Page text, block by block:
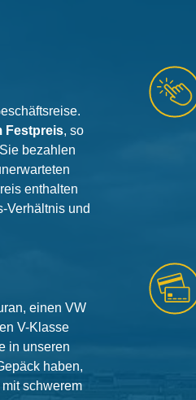
Festpreis, so
bezahlen
enthalten
Verhältnis und
einen VW
V-Klasse
in unseren
haben,
schwerem